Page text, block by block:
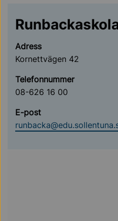
Adress
Kornettvägen 42
Telefonnummer
08-626 16 00
E-post